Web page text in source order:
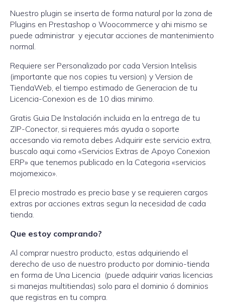
Nuestro plugin se inserta de forma natural por la zona de
Plugins en Prestashop o Woocommerce y ahi mismo se
puede administrar y ejecutar acciones de mantenimiento
normal.
Requiere ser Personalizado por cada Version Intelisis
(importante que nos copies tu version) y Version de
TiendaWeb, el tiempo estimado de Generacion de tu
Licencia-Conexion es de 10 dias minimo.
Gratis Guia De Instalación incluida en la entrega de tu
ZIP-Conector, si requieres más ayuda o soporte
accesando via remota debes Adquirir este servicio extra,
buscalo aqui como «Servicios Extras de Apoyo Conexion
ERP» que tenemos publicado en la Categoria «servicios
mojomexico».
El precio mostrado es precio base y se requieren cargos
extras por acciones extras segun la necesidad de cada
tienda.
Que estoy comprando?
Al comprar nuestro producto, estas adquiriendo el
derecho de uso de nuestro producto por dominio-tienda
en forma de Una Licencia (puede adquirir varias licencias
si manejas multitiendas) solo para el dominio ó dominios
que registras en tu compra.